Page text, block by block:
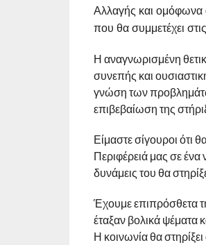
Αλλαγής και ομόφωνα
που θα συμμετέχει
Η αναγνωρισμένη
συνεπής και
γνώση των
επιβεβαίωση της
Είμαστε σίγουροι ότι
Περιφέρειά μας σε ένα
δυνάμεις του θα
Έχουμε επιπρόσθετα
έταξαν βολικά ψέματα
Η κοινωνία θα